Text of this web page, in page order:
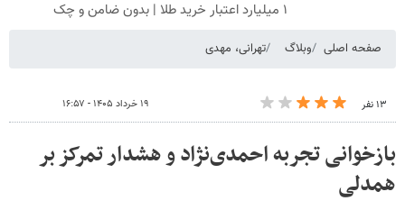
۱ میلیارد اعتبار خرید طلا | بدون ضامن و چک
صفحه اصلی وبلاگ تهرانی، مهدی
۱۳ نفر ۱۹ خرداد ۱۴۰۵ - ۱۶:۵۷
بازخوانی تجربه احمدی‌نژاد و هشدار تمرکز بر
همدلی